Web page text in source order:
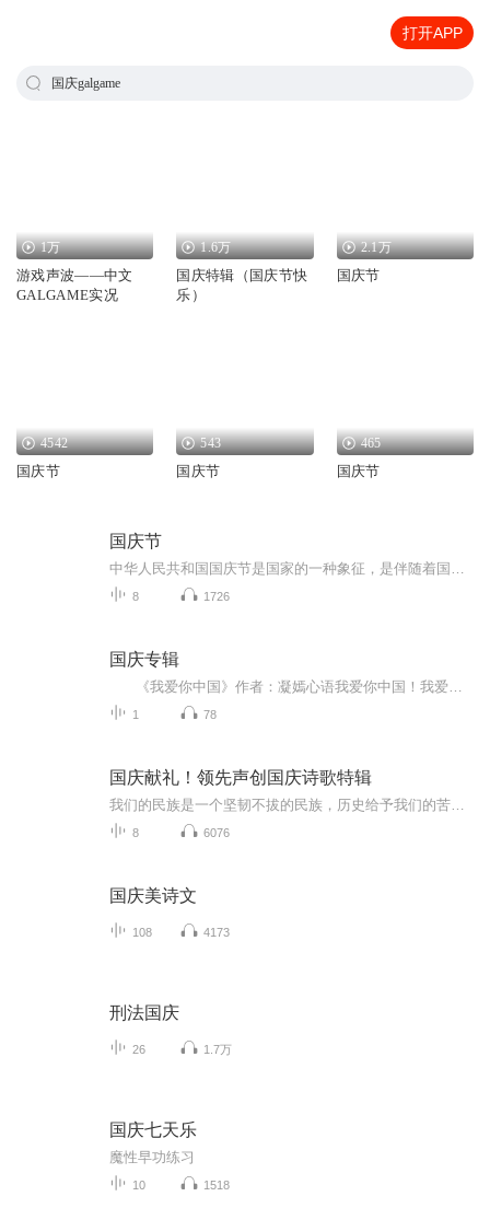
打开APP
国庆galgame
1万
游戏声波——中文
GALGAME实况
1.6万
国庆特辑（国庆节快
乐）
2.1万
国庆节
4542
国庆节
543
国庆节
465
国庆节
国庆节
8 1726
国庆专辑
1 78
国庆献礼！领先声创国庆诗歌特辑
8 6076
国庆美诗文
108 4173
刑法国庆
26 1.7万
国庆七天乐
魔性早功练习
10 1518